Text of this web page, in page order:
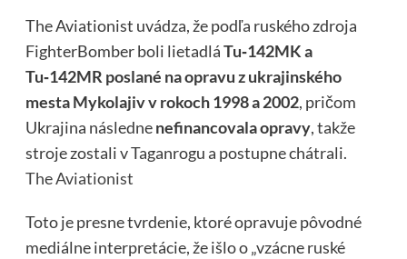
The Aviationist uvádza, že podľa ruského zdroja
FighterBomber boli lietadláTu‑142MK a
Tu‑142MR poslané na opravu z ukrajinského
mesta Mykolajiv v rokoch 1998 a 2002, pričom
Ukrajina následnenefinancovala opravy, takže
stroje zostali v Taganrogu a postupne chátrali.
The Aviationist
Toto je presne tvrdenie, ktoré opravuje pôvodné
mediálne interpretácie, že išlo o „vzácne ruské